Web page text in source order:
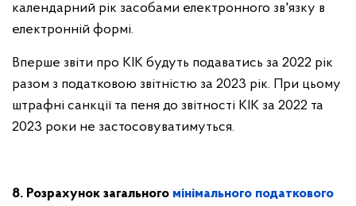
календарний рік засобами електронного зв'язку в
електронній формі.
Вперше звіти про КІК будуть подаватись за 2022 рік
разом з податковою звітністю за 2023 рік. При цьому
штрафні санкції та пеня до звітності КІК за 2022 та
2023 роки не застосовуватимуться.
8. Розрахунок загального мінімального податкового